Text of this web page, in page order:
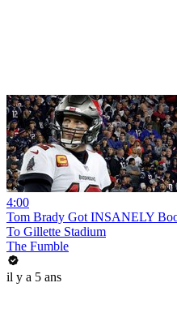
4:00
Tom Brady Got INSANELY
To Gillette Stadium
The Fumble
il y a 5 ans